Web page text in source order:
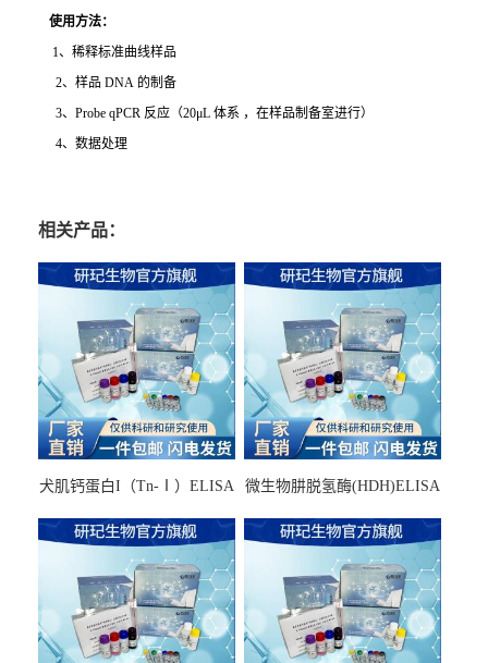
使用方法：
1、稀释标准曲线样品
2、样品 DNA 的制备
3、Probe qPCR 反应（20μL 体系 ，在样品制备室进行）
4、数据处理
相关产品：
犬肌钙蛋白I（Tn-Ⅰ）ELISA
微生物肼脱氢酶(HDH)ELISA